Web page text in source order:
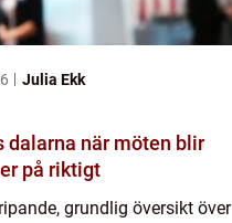
Julia Ekk
när möten blir
på riktigt
grundlig översikt över